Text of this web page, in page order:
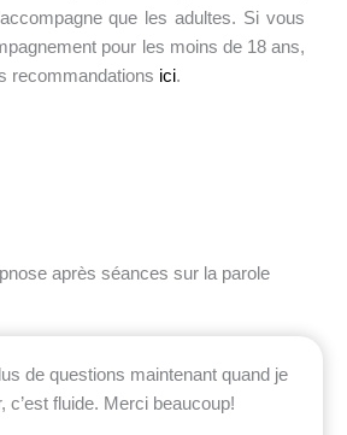
que les adultes. Si vous
pour les moins de 18 ans,
recommandations ici.
après séances sur la parole
de questions maintenant quand je
c’est fluide. Merci beaucoup!